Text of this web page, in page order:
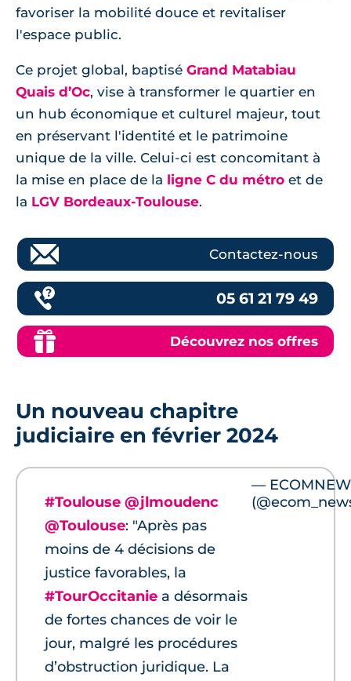
favoriser la mobilité douce et revitaliser
l'espace public.
Ce projet global, baptisé Grand Matabiau
Quais d’Oc, vise à transformer le quartier en
un hub économique et culturel majeur, tout
en préservant l'identité et le patrimoine
unique de la ville. Celui-ci est concomitant à
la mise en place de la ligne C du métro et de
la LGV Bordeaux-Toulouse.
Contactez-nous
05 61 21 79 49
Découvrez nos offres
Un nouveau chapitre
judiciaire en février 2024
#Toulouse @jlmoudenc
@Toulouse: "Après pas
moins de 4 décisions de
justice favorables, la
#TourOccitanie a désormais
de fortes chances de voir le
jour, malgré les procédures
d’obstruction juridique. La
—